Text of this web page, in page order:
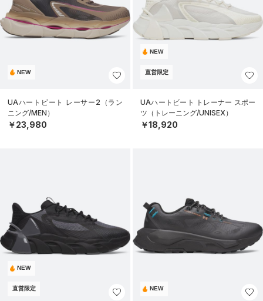
NEW
UAハートビート レーサー2（ラン
ニング/MEN）
￥23,980
NEW
直営限定
UAハートビート トレーナー スポー
ツ（トレーニング/UNISEX）
￥18,920
NEW
直営限定 NEW